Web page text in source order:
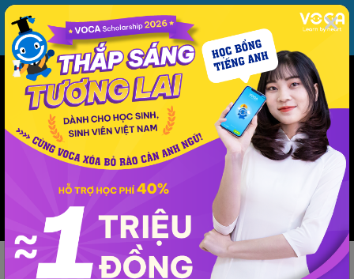
MENU ĐĂNG NHẬP
VOCA Từ vựng Ngữ pháp Mẫu câu Học phát âm Giao tiếp Luyện viết